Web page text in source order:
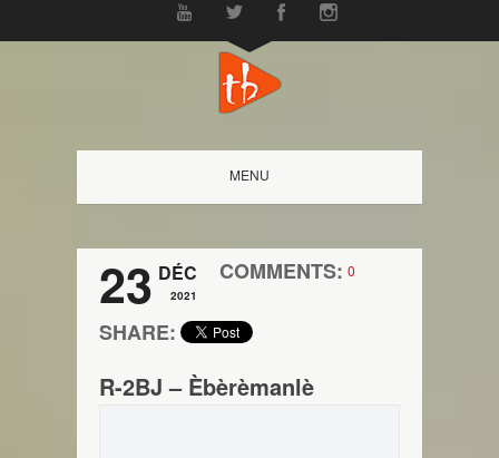
MENU
23 DÉC
2021
COMMENTS: 0
SHARE:
R-2BJ – Èbèrèmanlè